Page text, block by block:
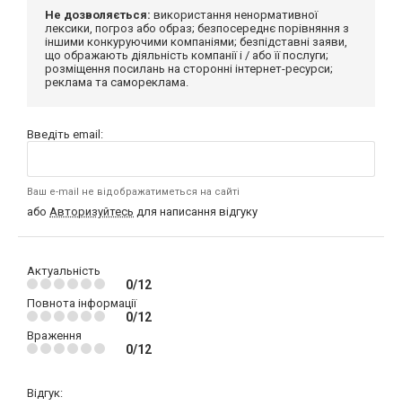
Не дозволяється: використання ненормативної
лексики, погроз або образ; безпосереднє порівняння з
іншими конкуруючими компаніями; безпідставні заяви,
що ображають діяльність компанії і / або її послуги;
розміщення посилань на сторонні інтернет-ресурси;
реклама та самореклама.
Введіть email:
Ваш e-mail не відображатиметься на сайті
або Авторизуйтесь для написання відгуку
Актуальність
0/12
Повнота інформації
0/12
Враження
0/12
Відгук: